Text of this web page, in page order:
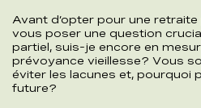
Avant d’opter pour une
vous poser une question
partiel, suis-je encore en
prévoyance vieillesse? Vous
éviter les lacunes et, pourquoi
future?